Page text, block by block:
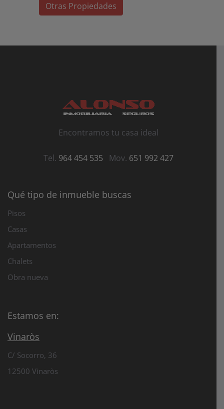
Otras Propiedades
Encontramos tu casa ideal
Tel. 964 454 535 Mov. 651 992 427
Qué tipo de inmueble buscas
Pisos
Casas
Apartamentos
Chalets
Obra nueva
Estamos en:
Vinaròs
C/ Socorro, 36
12500 Vinaròs